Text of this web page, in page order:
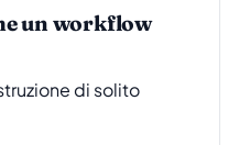
un workflow
di solito